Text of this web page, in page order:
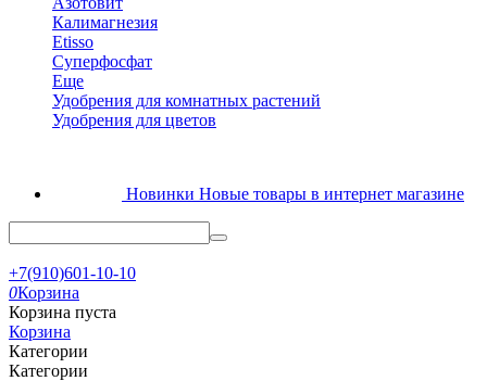
Калимагнезия
Etisso
Суперфосфат
Еще
Удобрения для комнатных растений
Удобрения для цветов
Новинки Новые товары в интернет магазине
+7(910)601-10-10
0Корзина
Корзина пуста
Корзина
Категории
Категории